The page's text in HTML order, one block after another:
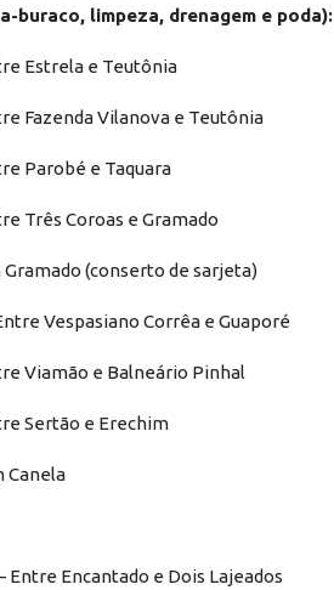
buraco, limpeza, drenagem e poda):
Estrela e Teutônia
Fazenda Vilanova e Teutônia
Parobé e Taquara
Três Coroas e Gramado
Gramado (conserto de sarjeta)
Vespasiano Corrêa e Guaporé
Viamão e Balneário Pinhal
Sertão e Erechim
Canela
Entre Encantado e Dois Lajeados